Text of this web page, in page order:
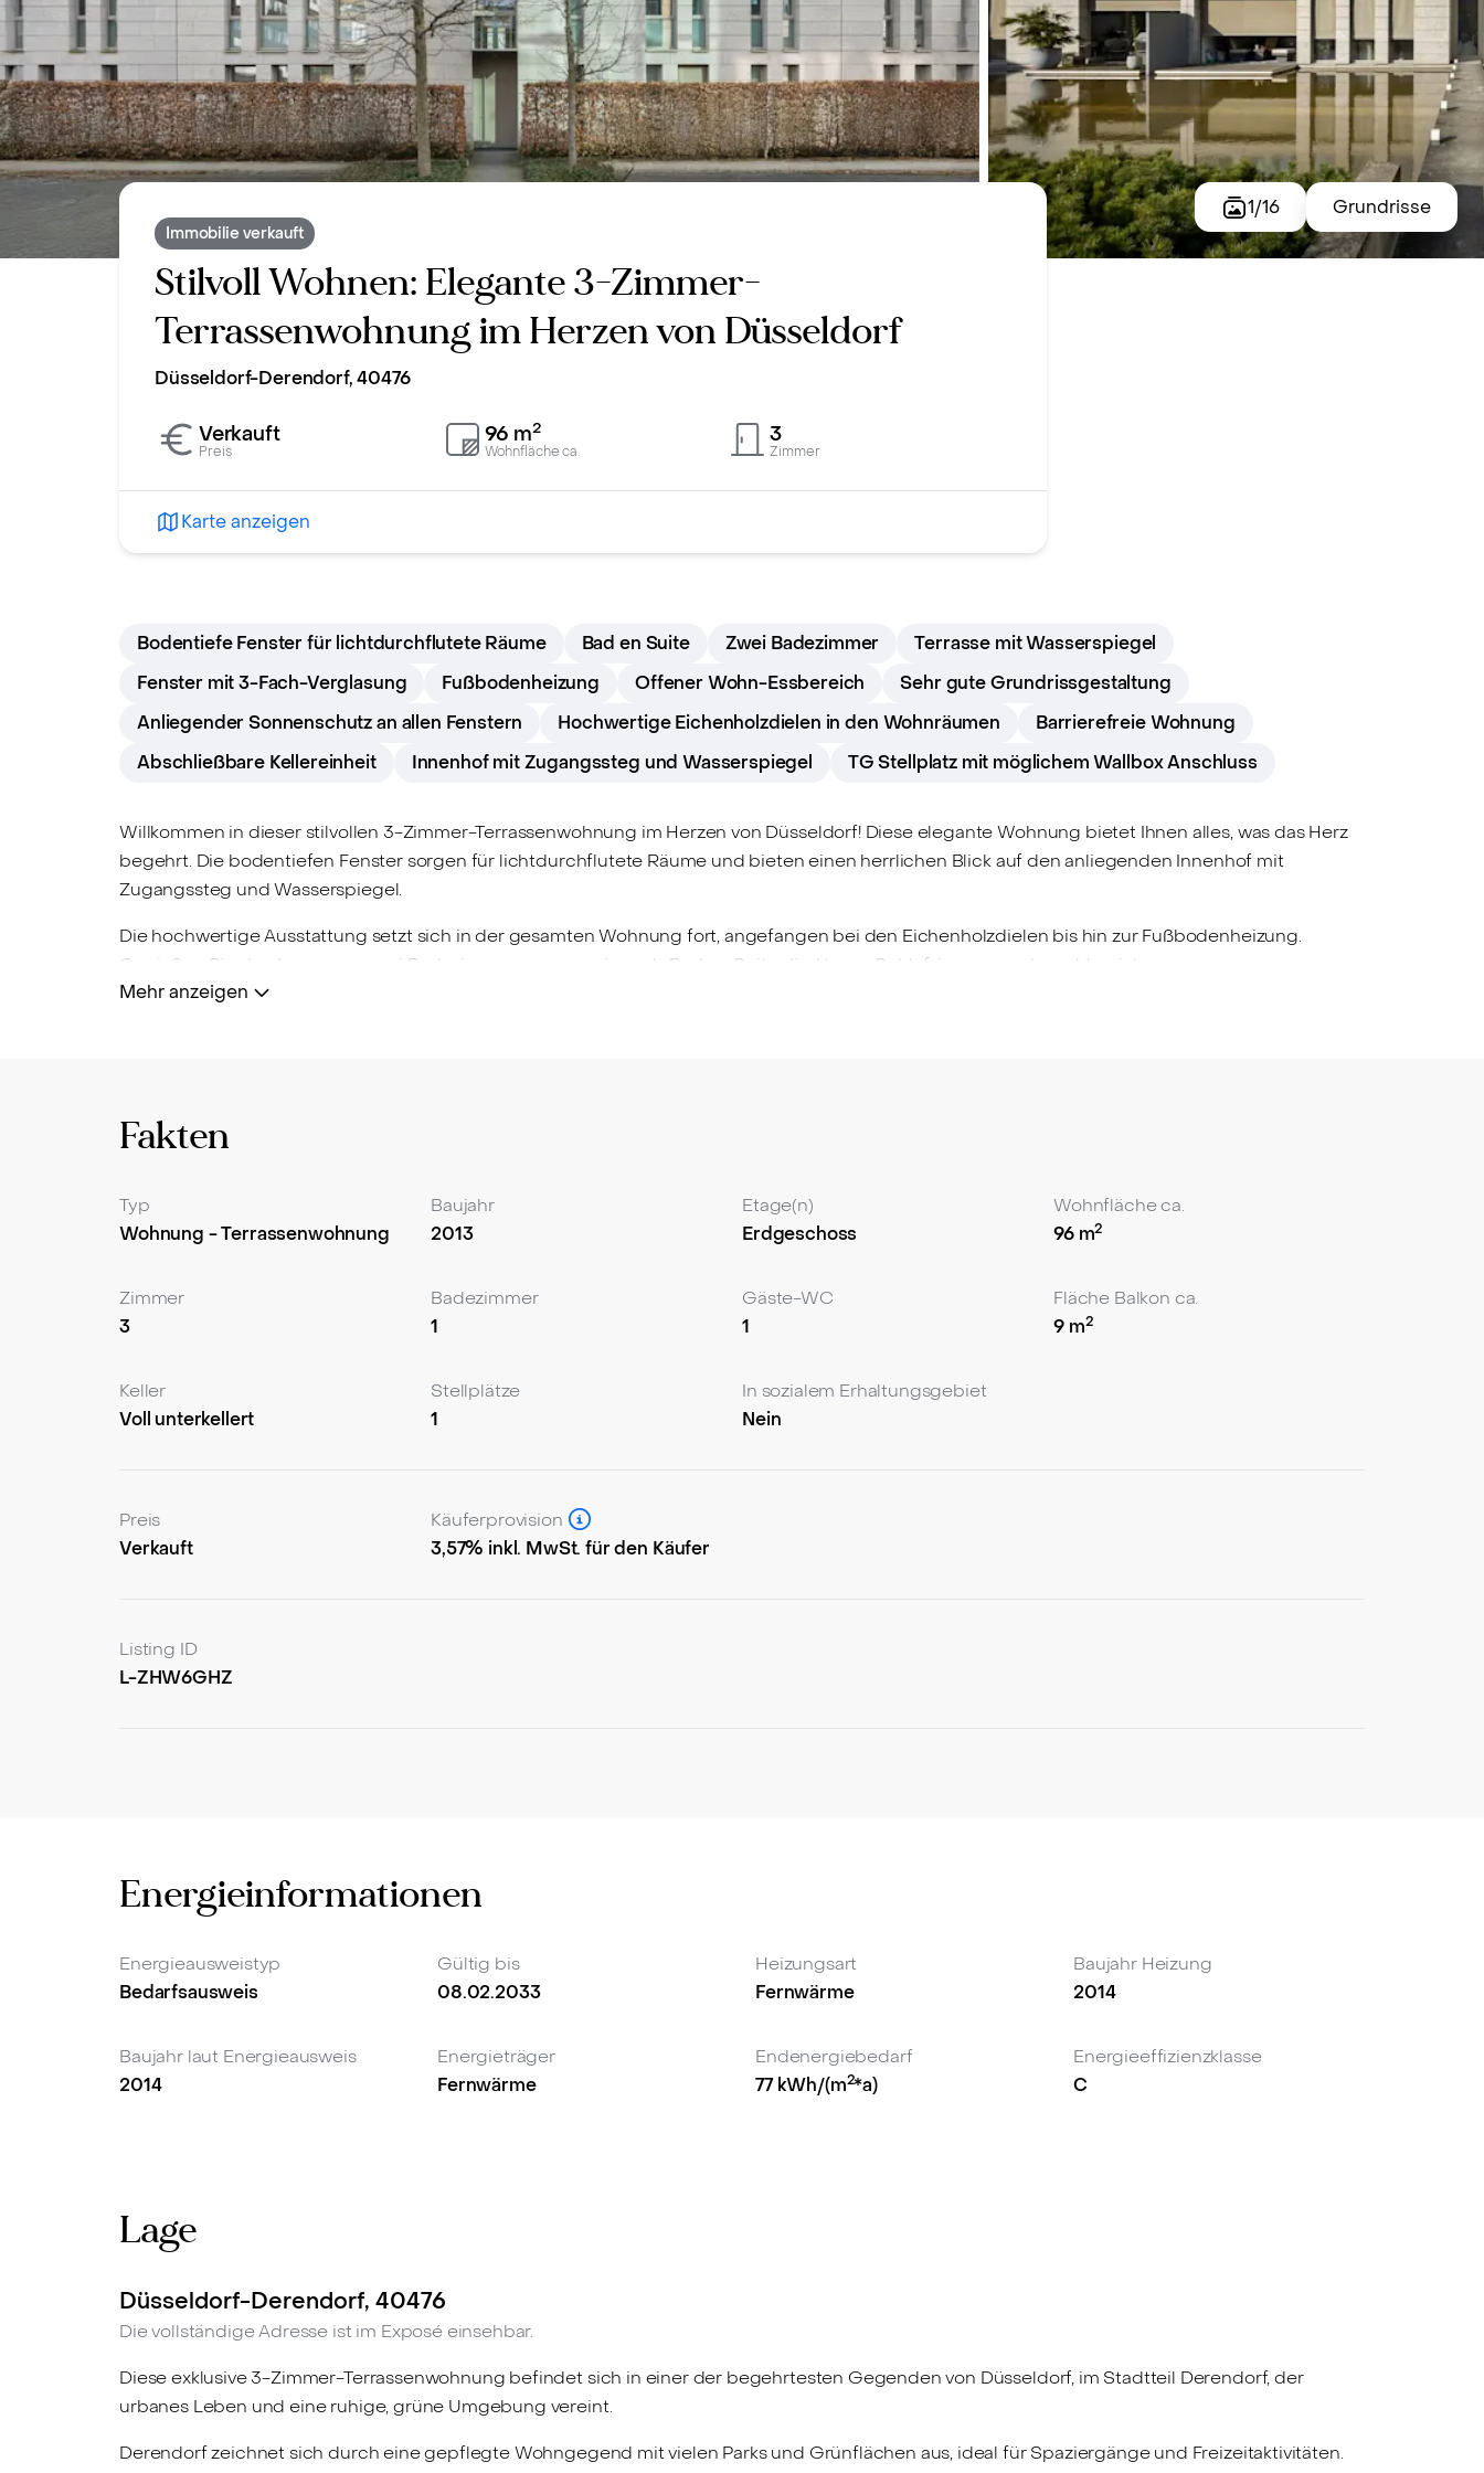
1/16 Grundrisse
Immobilie verkauft
Stilvoll Wohnen: Elegante 3-Zimmer-
Terrassenwohnung im Herzen von Düsseldorf
Düsseldorf-Derendorf, 40476
Preis
Verkauft
Wohnfläche ca.
96 m2
Zimmer
3
Karte anzeigen
Bodentiefe Fenster für lichtdurchflutete Räume Bad en Suite Zwei Badezimmer
Terrasse mit Wasserspiegel
Fenster mit 3-Fach-Verglasung
Fußbodenheizung Offener Wohn-Essbereich
Sehr gute Grundrissgestaltung
Anliegender Sonnenschutz an allen Fenstern
Hochwertige Eichenholzdielen in den Wohnräumen
Barrierefreie Wohnung
Abschließbare Kellereinheit
Innenhof mit Zugangssteg und Wasserspiegel TG Stellplatz mit möglichem Wallbox Anschluss
Willkommen in dieser stilvollen 3-Zimmer-Terrassenwohnung im Herzen von Düsseldorf! Diese elegante Wohnung bietet Ihnen alles, was das Herz
begehrt. Die bodentiefen Fenster sorgen für lichtdurchflutete Räume und bieten einen herrlichen Blick auf den anliegenden Innenhof mit
Zugangssteg und Wasserspiegel.
Die hochwertige Ausstattung setzt sich in der gesamten Wohnung fort, angefangen bei den Eichenholzdielen bis hin zur Fußbodenheizung.
Genießen Sie den Luxus von zwei Badezimmern, wovon eines als Bad en Suite direkt vom Schlafzimmer aus begehbar ist.
Mehr anzeigen
Fakten
Typ
Wohnung - Terrassenwohnung
Baujahr
2013
Etage(n)
Erdgeschoss
Wohnfläche ca.
96 m2
Zimmer
3
Badezimmer
1
Gäste-WC
1
Fläche Balkon ca.
9 m2
Keller
Voll unterkellert
Stellplätze
1
In sozialem Erhaltungsgebiet
Nein
Preis
Verkauft
Käuferprovision
3,57% inkl. MwSt. für den Käufer
Listing ID
L-ZHW6GHZ
Energieinformationen
Energieausweistyp
Bedarfsausweis
Gültig bis
08.02.2033
Heizungsart
Fernwärme
Baujahr Heizung
2014
Baujahr laut Energieausweis
2014
Energieträger
Fernwärme
Endenergiebedarf
77kWh/(m2*a)
Energieeffizienzklasse
C
Lage
Düsseldorf-Derendorf, 40476
Die vollständige Adresse ist im Exposé einsehbar.
Diese exklusive 3-Zimmer-Terrassenwohnung befindet sich in einer der begehrtesten Gegenden von Düsseldorf, im Stadtteil Derendorf, der
urbanes Leben und eine ruhige, grüne Umgebung vereint.
Derendorf zeichnet sich durch eine gepflegte Wohngegend mit vielen Parks und Grünflächen aus, ideal für Spaziergänge und Freizeitaktivitäten.